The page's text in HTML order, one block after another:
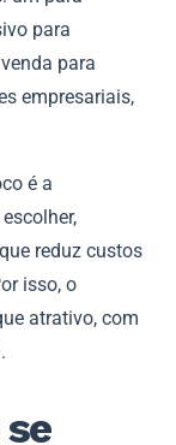
para
para
empresariais,
é a
reduz custos
isso, o
atrativo, com